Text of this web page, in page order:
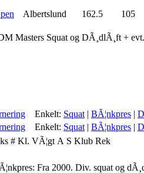
Albertslund 162.5 105
Masters Squat og DÃ¸dlÃ¸ft +
Enkelt: Squat | BÃ¦nkpres |
Enkelt: Squat | BÃ¦nkpres |
# Kl. VÃ¦gt A S Klub Rek
Fra 2000. Div. squat og